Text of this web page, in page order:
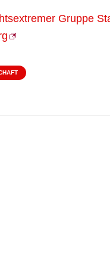
Gruppe